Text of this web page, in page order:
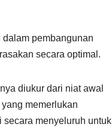
pembangunan
secara optimal.
diukur dari niat awal
memerlukan
menyeluruh untuk